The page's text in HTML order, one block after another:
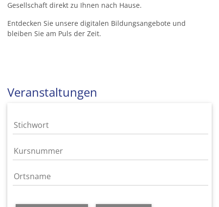
Gesellschaft direkt zu Ihnen nach Hause.
Entdecken Sie unsere digitalen Bildungsangebote und
bleiben Sie am Puls der Zeit.
Veranstaltungen